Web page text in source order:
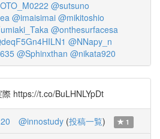
@sutsuno
@imaisimai @mikitoshio
@onthesurfacesa
@NNapy_n
@Sphinxthan @nikata920
https://t.co/BuLHNLYpDt
@innostudy (投稿一覧) 1